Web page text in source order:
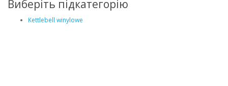
Виберіть підкатегорію
Kettlebell winylowe